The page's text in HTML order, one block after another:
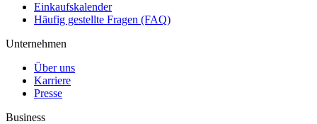
Einkaufskalender
Häufig gestellte Fragen (FAQ)
Unternehmen
Über uns
Karriere
Presse
Business